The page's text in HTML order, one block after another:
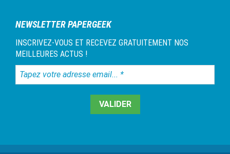
NEWSLETTER PAPERGEEK
INSCRIVEZ-VOUS ET RECEVEZ GRATUITEMENT NOS
MEILLEURES ACTUS !
Tapez
votre